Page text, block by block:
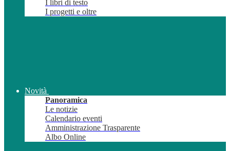
I libri di testo
I progetti e oltre
Novità
Panoramica
Le notizie
Calendario eventi
Amministrazione Trasparente
Albo Online